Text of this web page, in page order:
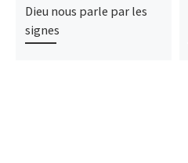
Dieu nous parle par les
signes